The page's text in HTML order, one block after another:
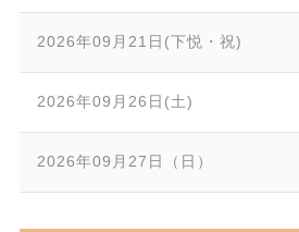
2026年09月21日(下悦・祝)
2026年09月26日(土)
2026年09月27日（日）